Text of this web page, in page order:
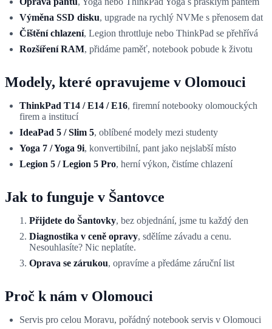
Výměna SSD disku, upgrade na rychlý NVMe s přenosem dat
Čištění chlazení, Legion throttluje nebo ThinkPad se přehřívá
Rozšíření RAM, přidáme paměť, notebook pobude k životu
Modely, které opravujeme v Olomouci
ThinkPad T14 / E14 / E16, firemní notebooky olomouckých
firem a institucí
IdeaPad 5 / Slim 5, oblíbené modely mezi studenty
Yoga 7 / Yoga 9i, konvertibilní, pant jako nejslabší místo
Legion 5 / Legion 5 Pro, herní výkon, čistíme chlazení
Jak to funguje v Šantovce
Přijdete do Šantovky, bez objednání, jsme tu každý den
Diagnostika v ceně opravy, sdělíme závadu a cenu.
Nesouhlasíte? Nic neplatíte.
Oprava se zárukou, opravíme a předáme záruční list
Proč k nám v Olomouci
Servis pro celou Moravu, pořádný notebook servis v Olomouci